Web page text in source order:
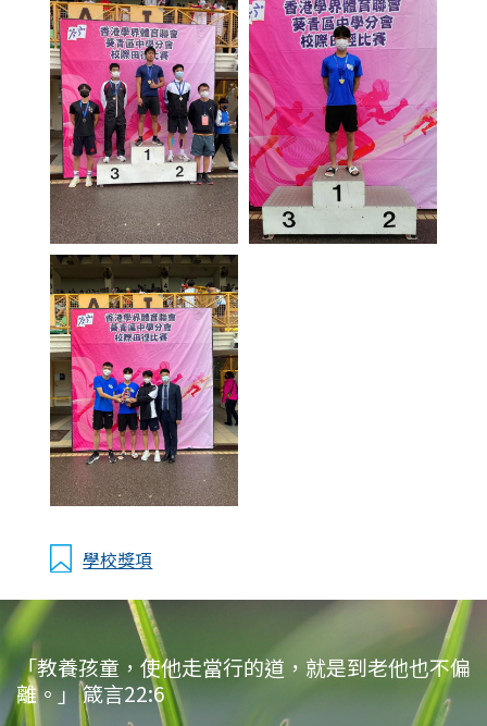
學校獎項
「教養孩童，使他走當行的道，就是到老他也不偏
離。」 箴言22:6